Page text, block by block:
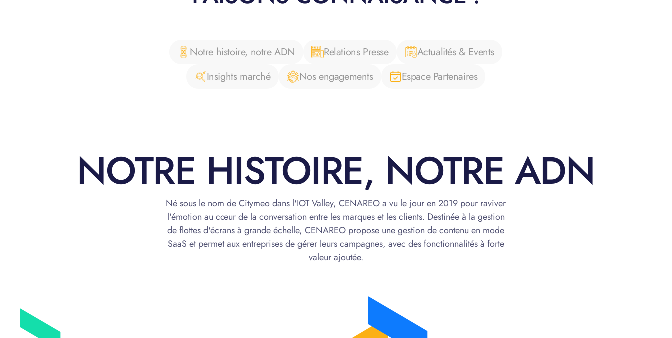
Notre histoire, notre ADN Relations Presse
Actualités & Events
Insights marché
Nos engagements Espace Partenaires
NOTRE HISTOIRE, NOTRE ADN
Né sous le nom de Citymeo dans l'IOT Valley, CENAREO a vu le jour en 2019 pour raviver
l'émotion au cœur de la conversation entre les marques et les clients. Destinée à la gestion
de flottes d'écrans à grande échelle, CENAREO propose une gestion de contenu en mode
SaaS et permet aux entreprises de gérer leurs campagnes, avec des fonctionnalités à forte
valeur ajoutée.